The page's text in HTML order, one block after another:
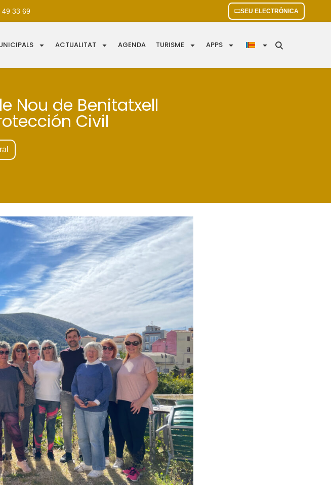
49 33 69 SEU ELECTRÒNICA
ACTUALITAT AGENDA TURISME APPS
Nou de Benitatxell
Civil